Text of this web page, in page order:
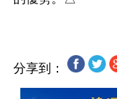
分享到：